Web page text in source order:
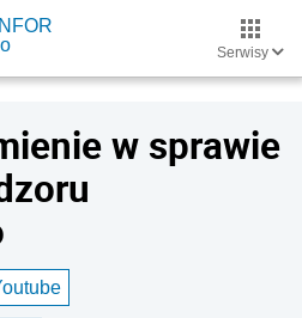
Serwisy
w sprawie